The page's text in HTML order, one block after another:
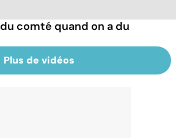
comté quand on a du
Plus de vidéos